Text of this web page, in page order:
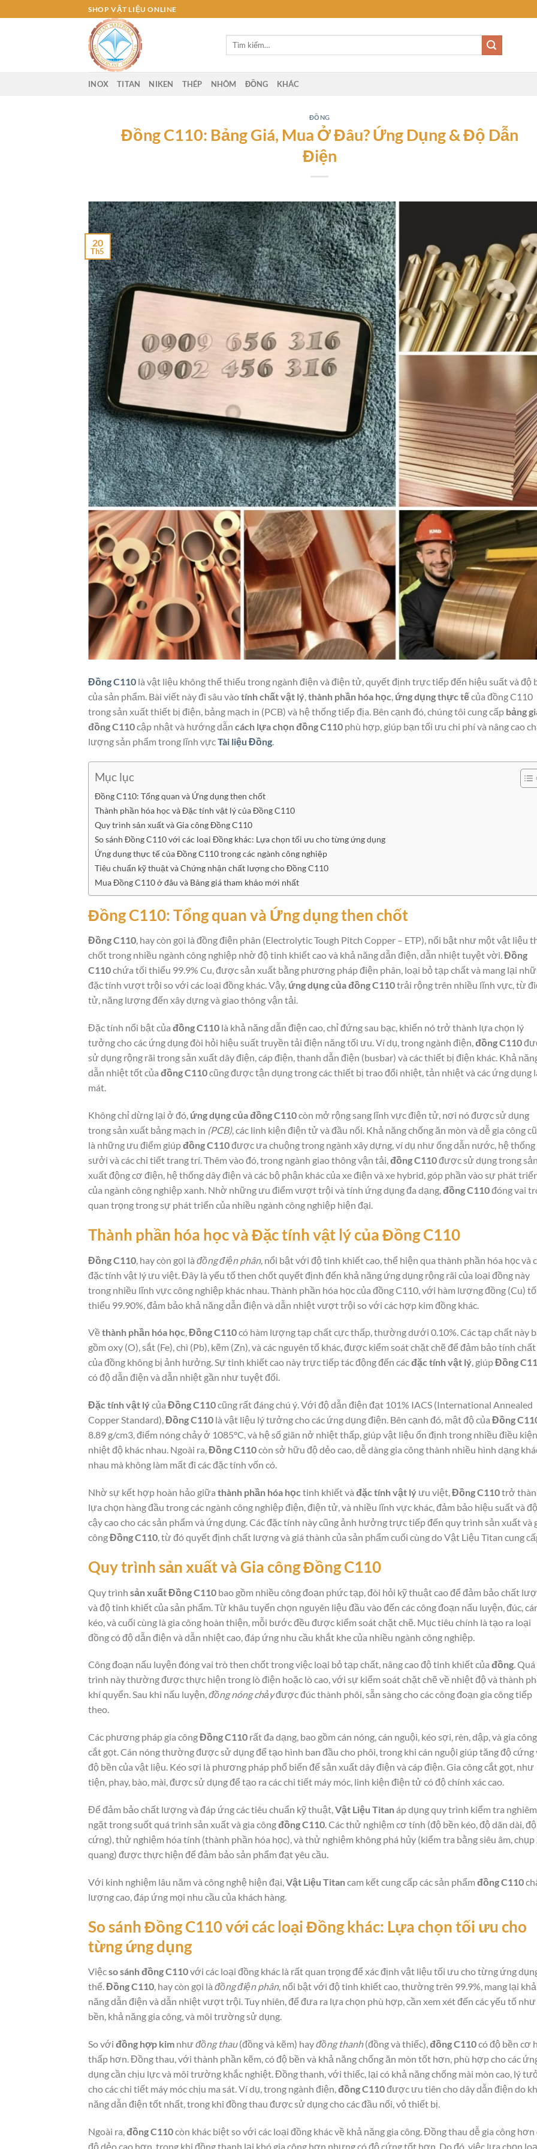
qua
SHOP VẬT LIỆU ONLINE
Tìm
INOX TITAN NIKEN THÉP NHÔM ĐỒNG KHÁC
ĐỒNG
Đồng C110: Bảng Giá, Mua Ở Đâu? Ứng Dụng & Độ Dẫn
Điện
20
Th5
Đồng C110 là vật liệu không thể thiếu trong ngành điện và điện tử, quyết định trực tiếp đến hiệu suất và độ
của sản phẩm. Bài viết này đi sâu vàotính chất vật lý thành phần hóa học ứng dụng thực tếcủa đồng C110
trong sản xuất thiết bị điện, bảng mạch in (PCB) và hệ thống tiếp địa. Bên cạnh đó, chúng tôi cung cấp bảng
đồng C110cập nhật và hướng dẫn cách lựa chọn đồng C110 phù hợp, giúp bạn tối ưu chi phí và nâng cao
lượng sản phẩm trong lĩnh vựcTài liệu Đồng
Mục lục
Đồng C110: Tổng quan và Ứng dụng then chốt
Thành phần hóa học và Đặc tính vật lý của Đồng C110
Quy trình sản xuất và Gia công Đồng C110
So sánh Đồng C110 với các loại Đồng khác: Lựa chọn tối ưu cho từng ứng dụng
Ứng dụng thực tế của Đồng C110 trong các ngành công nghiệp
Tiêu chuẩn kỹ thuật và Chứng nhận chất lượng cho Đồng C110
Mua Đồng C110 ở đâu và Bảng giá tham khảo mới nhất
Đồng C110: Tổng quan và Ứng dụng then chốt
Đồng C110, hay còn gọi là đồng điện phân (Electrolytic Tough Pitch Copper – ETP), nổi bật như một vật liệu
chốt trong nhiều ngành công nghiệp nhờ độ tinh khiết cao và khả năng dẫn điện, dẫn nhiệt tuyệt vời.Đồng
C110chứa tối thiểu 99.9% Cu, được sản xuất bằng phương pháp điện phân, loại bỏ tạp chất và mang lại
đặc tính vượt trội so với các loại đồng khác. Vậy, ứng dụng của đồng C110trải rộng trên nhiều lĩnh vực, từ
tử, năng lượng đến xây dựng và giao thông vận tải.
Đặc tính nổi bật của đồng C110 là khả năng dẫn điện cao, chỉ đứng sau bạc, khiến nó trở thành lựa chọn lý
tưởng cho các ứng dụng đòi hỏi hiệu suất truyền tải điện năng tối ưu. Ví dụ, trong ngành điện,đồng C110
sử dụng rộng rãi trong sản xuất dây điện, cáp điện, thanh dẫn điện (busbar) và các thiết bị điện khác. Khả
dẫn nhiệt tốt của đồng C110cũng được tận dụng trong các thiết bị trao đổi nhiệt, tản nhiệt và các ứng dụng
mát.
Không chỉ dừng lại ở đó, ứng dụng của đồng C110còn mở rộng sang lĩnh vực điện tử, nơi nó được sử dụng
trong sản xuất bảng mạch in (PCB), các linh kiện điện tử và đầu nối. Khả năng chống ăn mòn và dễ gia công
là những ưu điểm giúpđồng C110được ưa chuộng trong ngành xây dựng, ví dụ như ống dẫn nước, hệ thống
sưởi và các chi tiết trang trí. Thêm vào đó, trong ngành giao thông vận tải,đồng C110được sử dụng trong sản
xuất động cơ điện, hệ thống dây điện và các bộ phận khác của xe điện và xe hybrid, góp phần vào sự phát
của ngành công nghiệp xanh. Nhờ những ưu điểm vượt trội và tính ứng dụng đa dạng,đồng C110đóng vai
quan trọng trong sự phát triển của nhiều ngành công nghiệp hiện đại.
Thành phần hóa học và Đặc tính vật lý của Đồng C110
Đồng C110 , hay còn gọi là đồng điện phân, nổi bật với độ tinh khiết cao, thể hiện qua thành phần hóa học và
đặc tính vật lý ưu việt. Đây là yếu tố then chốt quyết định đến khả năng ứng dụng rộng rãi của loại đồng này
trong nhiều lĩnh vực công nghiệp khác nhau. Thành phần hóa học của đồng C110, với hàm lượng đồng (Cu)
thiểu 99.90%, đảm bảo khả năng dẫn điện và dẫn nhiệt vượt trội so với các hợp kim đồng khác.
Về thành phần hóa học,Đồng C110có hàm lượng tạp chất cực thấp, thường dưới 0.10%. Các tạp chất này
gồm oxy (O), sắt (Fe), chì (Pb), kẽm (Zn), và các nguyên tố khác, được kiểm soát chặt chẽ để đảm bảo tính chất
của đồng không bị ảnh hưởng. Sự tinh khiết cao này trực tiếp tác động đến cácđặc tính vật lý, giúpĐồng
có độ dẫn điện và dẫn nhiệt gần như tuyệt đối.
Đặc tính vật lýcủa Đồng C110cũng rất đáng chú ý. Với độ dẫn điện đạt 101% IACS (International Annealed
Copper Standard),Đồng C110 là vật liệu lý tưởng cho các ứng dụng điện. Bên cạnh đó, mật độ của Đồng
8.89 g/cm3, điểm nóng chảy ở 1085°C, và hệ số giãn nở nhiệt thấp, giúp vật liệu ổn định trong nhiều điều kiện
nhiệt độ khác nhau. Ngoài ra,Đồng C110còn sở hữu độ dẻo cao, dễ dàng gia công thành nhiều hình dạng
nhau mà không làm mất đi các đặc tính vốn có.
Nhờ sự kết hợp hoàn hảo giữa thành phần hóa họctinh khiết và đặc tính vật lý ưu việt,Đồng C110trở
lựa chọn hàng đầu trong các ngành công nghiệp điện, điện tử, và nhiều lĩnh vực khác, đảm bảo hiệu suất và
cậy cao cho các sản phẩm và ứng dụng. Các đặc tính này cũng ảnh hưởng trực tiếp đến quy trình sản xuất và
côngĐồng C110, từ đó quyết định chất lượng và giá thành của sản phẩm cuối cùng do Vật Liệu Titan cung
Quy trình sản xuất và Gia côngĐồng C110
Quy trình sản xuất Đồng C110 bao gồm nhiều công đoạn phức tạp, đòi hỏi kỹ thuật cao để đảm bảo chất
và độ tinh khiết của sản phẩm. Từ khâu tuyển chọn nguyên liệu đầu vào đến các công đoạn nấu luyện, đúc,
kéo, và cuối cùng là gia công hoàn thiện, mỗi bước đều được kiểm soát chặt chẽ. Mục tiêu chính là tạo ra loại
đồng có độ dẫn điện và dẫn nhiệt cao, đáp ứng nhu cầu khắt khe của nhiều ngành công nghiệp.
Công đoạn nấu luyện đóng vai trò then chốt trong việc loại bỏ tạp chất, nâng cao độ tinh khiết của đồng. Quá
trình này thường được thực hiện trong lò điện hoặc lò cao, với sự kiểm soát chặt chẽ về nhiệt độ và thành
khí quyển. Sau khi nấu luyện,đồng nóng chảyđược đúc thành phôi, sẵn sàng cho các công đoạn gia công tiếp
theo.
Các phương pháp gia côngĐồng C110 rất đa dạng, bao gồm cán nóng, cán nguội, kéo sợi, rèn, dập, và gia công
cắt gọt. Cán nóng thường được sử dụng để tạo hình ban đầu cho phôi, trong khi cán nguội giúp tăng độ cứng
độ bền của vật liệu. Kéo sợi là phương pháp phổ biến để sản xuất dây điện và cáp điện. Gia công cắt gọt, như
tiện, phay, bào, mài, được sử dụng để tạo ra các chi tiết máy móc, linh kiện điện tử có độ chính xác cao.
Để đảm bảo chất lượng và đáp ứng các tiêu chuẩn kỹ thuật,Vật Liệu Titanáp dụng quy trình kiểm tra nghiêm
ngặt trong suốt quá trình sản xuất và gia côngđồng C110. Các thử nghiệm cơ tính (độ bền kéo, độ dãn dài, độ
cứng), thử nghiệm hóa tính (thành phần hóa học), và thử nghiệm không phá hủy (kiểm tra bằng siêu âm, chụp
quang) được thực hiện để đảm bảo sản phẩm đạt yêu cầu.
Với kinh nghiệm lâu năm và công nghệ hiện đại, Vật Liệu Titancam kết cung cấp các sản phẩm đồng C110
lượng cao, đáp ứng mọi nhu cầu của khách hàng.
So sánh Đồng C110với các loại Đồng khác: Lựa chọn tối ưu cho
từng ứng dụng
Việcso sánh đồng C110với các loại đồng khác là rất quan trọng để xác định vật liệu tối ưu cho từng ứng
thể.Đồng C110, hay còn gọi là đồng điện phân, nổi bật với độ tinh khiết cao, thường trên 99.9%, mang lại khả
năng dẫn điện và dẫn nhiệt vượt trội. Tuy nhiên, để đưa ra lựa chọn phù hợp, cần xem xét đến các yếu tố
bền, khả năng gia công, và môi trường sử dụng.
So với đồng hợp kim nhưđồng thau(đồng và kẽm) hayđồng thanh(đồng và thiếc),đồng C110có độ bền cơ
thấp hơn. Đồng thau, với thành phần kẽm, có độ bền và khả năng chống ăn mòn tốt hơn, phù hợp cho các
dụng cần chịu lực và môi trường khắc nghiệt. Đồng thanh, với thiếc, lại có khả năng chống mài mòn cao, lý
cho các chi tiết máy móc chịu ma sát. Ví dụ, trong ngành điện,đồng C110được ưu tiên cho dây dẫn điện do
năng dẫn điện tốt nhất, trong khi đồng thau được sử dụng cho các đầu nối, vỏ thiết bị.
Ngoài ra,đồng C110còn khác biệt so với các loại đồng khác về khả năng gia công. Đồng thau dễ gia công hơn
độ dẻo cao hơn, trong khi đồng thanh lại khó gia công hơn nhưng có độ cứng tốt hơn. Do đó, việc lựa chọn